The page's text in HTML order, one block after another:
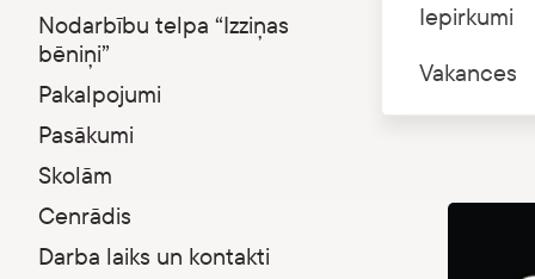
Iepirkumi
Vakances
Nodarbību telpa “Izziņas
bēniņi”
Pakalpojumi
Pasākumi
Skolām
Cenrādis
Darba laiks un kontakti
Biļetes
Biļetes